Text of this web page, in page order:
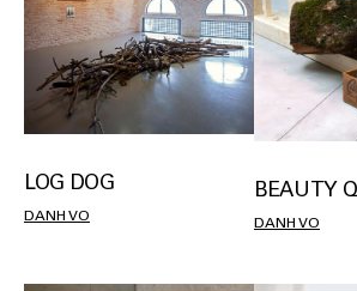
LOG DOG
DANH VO
BEAUTY
DANH VO